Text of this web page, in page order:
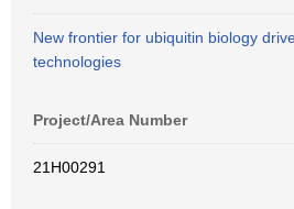
New frontier for ubiquitin biology
technologies
Project/Area Number
21H00291